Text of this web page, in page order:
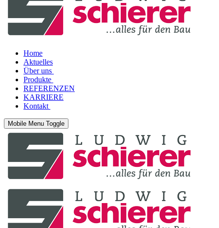
Home
Aktuelles
Über uns
Produkte
REFERENZEN
KARRIERE
Kontakt
Mobile Menu Toggle